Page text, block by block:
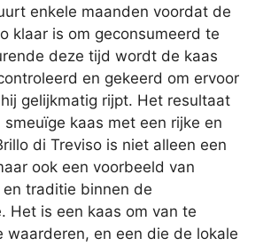
enkele maanden voordat de
klaar is om geconsumeerd te
deze tijd wordt de kaas
en gekeerd om ervoor
gelijkmatig rijpt. Het resultaat
smeuïge kaas met een rijke en
di Treviso is niet alleen een
ook een voorbeeld van
traditie binnen de
Het is een kaas om van te
waarderen, en een die de lokale